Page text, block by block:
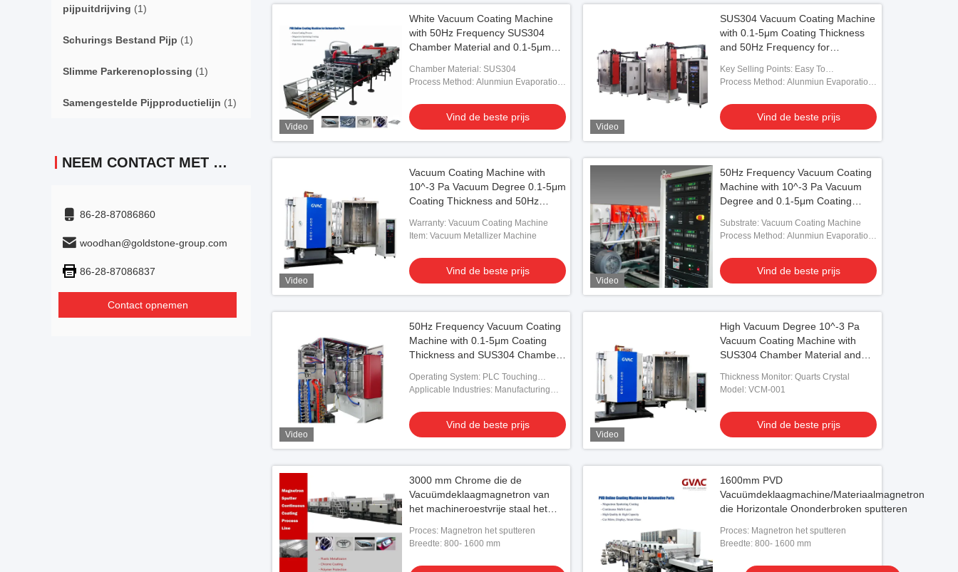
pijpuitdrijving (1)
Schurings Bestand Pijp (1)
Slimme Parkerenoplossing (1)
Samengestelde Pijpproductielijn (1)
NEEM CONTACT MET ONS OP
86-28-87086860
woodhan@goldstone-group.com
86-28-87086837
Contact opnemen
Video
White Vacuum Coating Machine
with 50Hz Frequency SUS304
Chamber Material and 0.1-5μm
Chamber Material: SUS304
Process Method: Alunmiun Evaporation
Vind de beste prijs
Video
SUS304 Vacuum Coating Machine
with 0.1-5μm Coating Thickness
and 50Hz Frequency for
Key Selling Points: Easy To
Operate,Competitive Price
Process Method: Alunmiun Evaporation
Vind de beste prijs
Video
Vacuum Coating Machine with
10^-3 Pa Vacuum Degree 0.1-5μm
Coating Thickness and 50Hz
Applications
Warranty: Vacuum Coating Machine
Item: Vacuum Metallizer Machine
Vind de beste prijs
Video
50Hz Frequency Vacuum Coating
Machine with 10^-3 Pa Vacuum
Degree and 0.1-5μm Coating
Substrate: Vacuum Coating Machine
Process Method: Alunmiun Evaporation
Vind de beste prijs
Video
50Hz Frequency Vacuum Coating
Machine with 0.1-5μm Coating
Thickness and SUS304 Chamber
Operating System: PLC Touching
Screen
Applicable Industries: Manufacturing
Vind de beste prijs
Video
High Vacuum Degree 10^-3 Pa
Vacuum Coating Machine with
SUS304 Chamber Material and
Thickness Monitor: Quarts Crystal
Model: VCM-001
Vind de beste prijs
3000 mm Chrome die de
Vacuümdeklaagmagnetron van
het machineroestvrije staal het
Proces: Magnetron het sputteren
Breedte: 800- 1600 mm
1600mm PVD
Vacuümdeklaagmachine/Materiaalmagnetron
die Horizontale Ononderbroken sputteren
Proces: Magnetron het sputteren
Breedte: 800- 1600 mm